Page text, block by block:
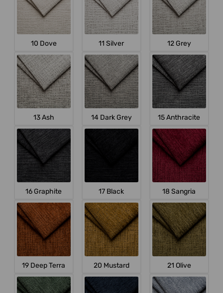
10 Dove 11 Silver 12 Grey
13 Ash 14 Dark Grey 15 Anthracite
16 Graphite 17 Black 18 Sangria
19 Deep Terra 20 Mustard 21 Olive